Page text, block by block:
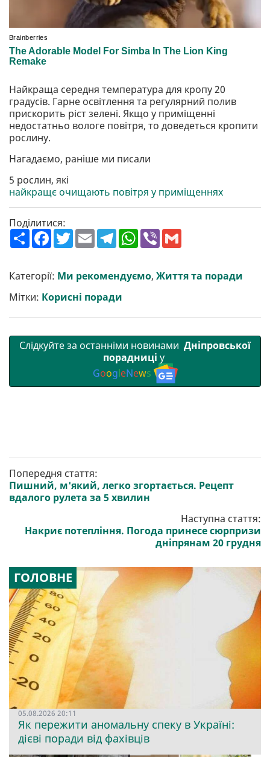
Найкраща середня температура для кропу 20
градусів. Гарне освітлення та регулярний полив
прискорить ріст зелені. Якщо у приміщенні
недостатньо вологе повітря, то доведеться кропити
рослину.
Нагадаємо, раніше ми писали
5 рослин, які
найкращє очищають повітря у приміщеннях
Поділитися:
П
о
р
и
т
и
F
a
b
o
o
k
T
w
e
r
E
m
l
T
e
g
r
a
m
W
h
s
A
V
r l
Категорії: Ми рекомендуємо, Життя та поради
Мітки: Корисні поради
Слідкуйте за останніми новинами Дніпровської
порадниці у
GoogleNews
Попередня стаття:
Пишний, м'який, легко згортається. Рецепт
вдалого рулета за 5 хвилин
Наступна стаття:
Накриє потепління. Погода принесе сюрпризи
дніпрянам 20 грудня
ГОЛОВНЕ
05.08.2026 20:11
Як пережити аномальну спеку в Україні:
дієві поради від фахівців